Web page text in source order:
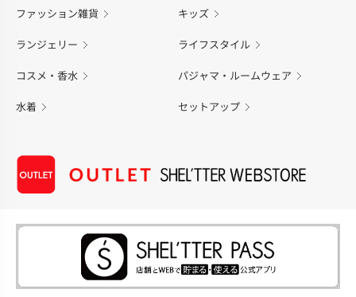
ファッション雑貨 キッズ
ランジェリー ライフスタイル
コスメ・香水 パジャマ・ルームウェア
水着 セットアップ